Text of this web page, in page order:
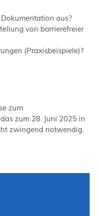
aus?
von barrierefreier
(Praxisbeispiele)?
zum
zum 28. Juni 2025 in
zwingend notwendig.